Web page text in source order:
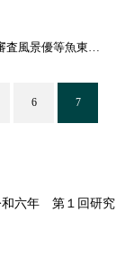
査風景優等魚東…
6 7
六年 第１回研究